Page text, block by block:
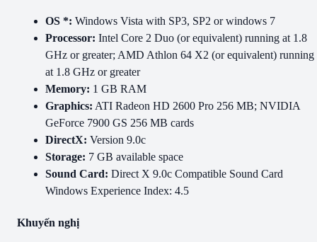
OS *: Windows Vista with SP3, SP2 or windows 7
Processor: Intel Core 2 Duo (or equivalent) running at 1.8
GHz or greater; AMD Athlon 64 X2 (or equivalent) running
at 1.8 GHz or greater
Memory: 1 GB RAM
Graphics: ATI Radeon HD 2600 Pro 256 MB; NVIDIA
GeForce 7900 GS 256 MB cards
DirectX: Version 9.0c
Storage: 7 GB available space
Sound Card: Direct X 9.0c Compatible Sound Card
Windows Experience Index: 4.5
Khuyến nghị